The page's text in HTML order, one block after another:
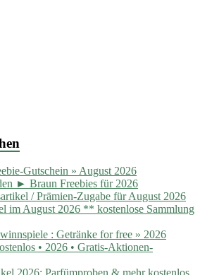
Gutschein » August 2026
► Braun Freebies für 2026
/ Prämien-Zugabe für August 2026
im August 2026 ** kostenlose Sammlung
: Getränke for free » 2026
• 2026 • Gratis-Aktionen-